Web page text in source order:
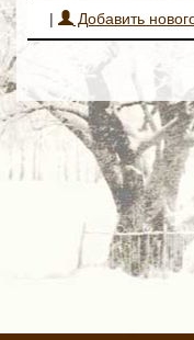
| Добавить